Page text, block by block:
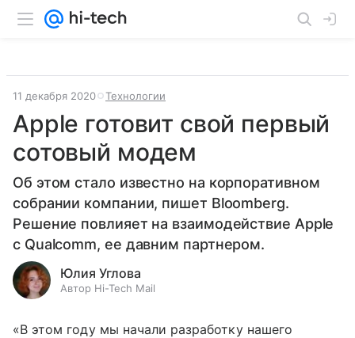
11 декабря 2020 Технологии
Apple готовит свой первый
сотовый модем
Об этом стало известно на корпоративном
собрании компании, пишет Bloomberg.
Решение повлияет на взаимодействие Apple
с Qualcomm, ее давним партнером.
Юлия Углова
Автор Hi-Tech Mail
«В этом году мы начали разработку нашего